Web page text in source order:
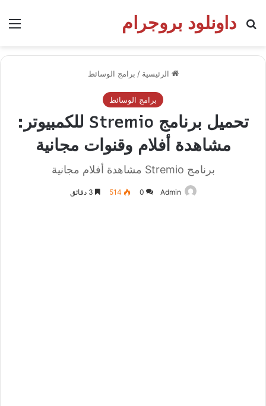
داونلود بروجرام
بحث عن
الرئيسية / برامج الوسائط
برامج الوسائط
تحميل برنامج Stremio للكمبيوتر:
مشاهدة أفلام وقنوات مجانية
برنامج Stremio مشاهدة أفلام مجانية
Admin
0
514